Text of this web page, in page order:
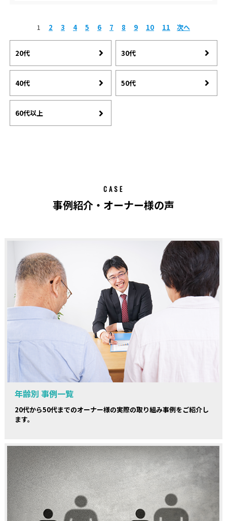
1 2 3 4 5 6 7 8 9 10 11 次へ
20代 30代
40代 50代
60代以上
CASE
事例紹介・オーナー様の声
年齢別 事例一覧
20代から50代までのオーナー様の実際の取り組み事例をご紹介し
ます。